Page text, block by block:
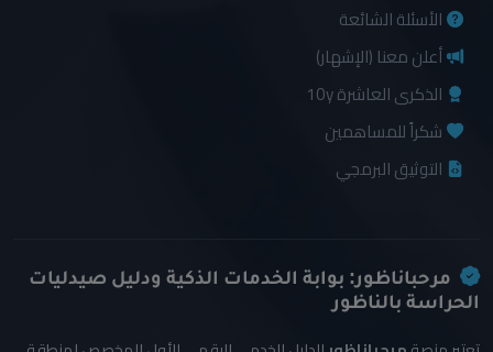
الأسئلة الشائعة
أعلن معنا (الإشهار)
الذكرى العاشرة 10y
شكراً للمساهمين
التوثيق البرمجي
مرحباناظور: بوابة الخدمات الذكية ودليل صيدليات
الحراسة بالناظور